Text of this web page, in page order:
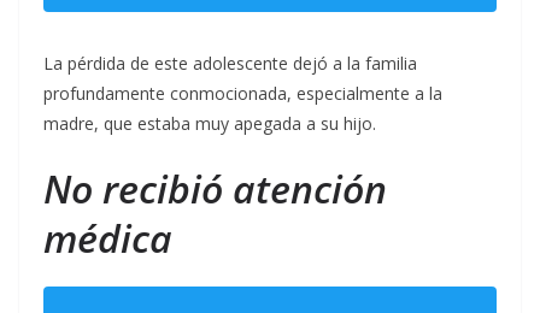
La pérdida de este adolescente dejó a la familia
profundamente conmocionada, especialmente a la
madre, que estaba muy apegada a su hijo.
No recibió atención
médica